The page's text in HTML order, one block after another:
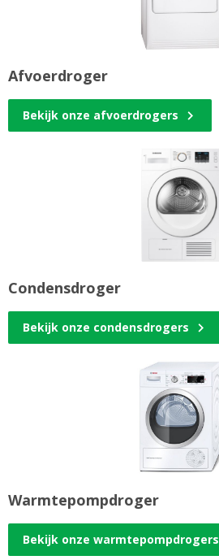
Afvoerdroger
Bekijk onze afvoerdrogers
Condensdroger
Bekijk onze condensdrogers
Warmtepompdroger
Bekijk onze warmtepompdrogers